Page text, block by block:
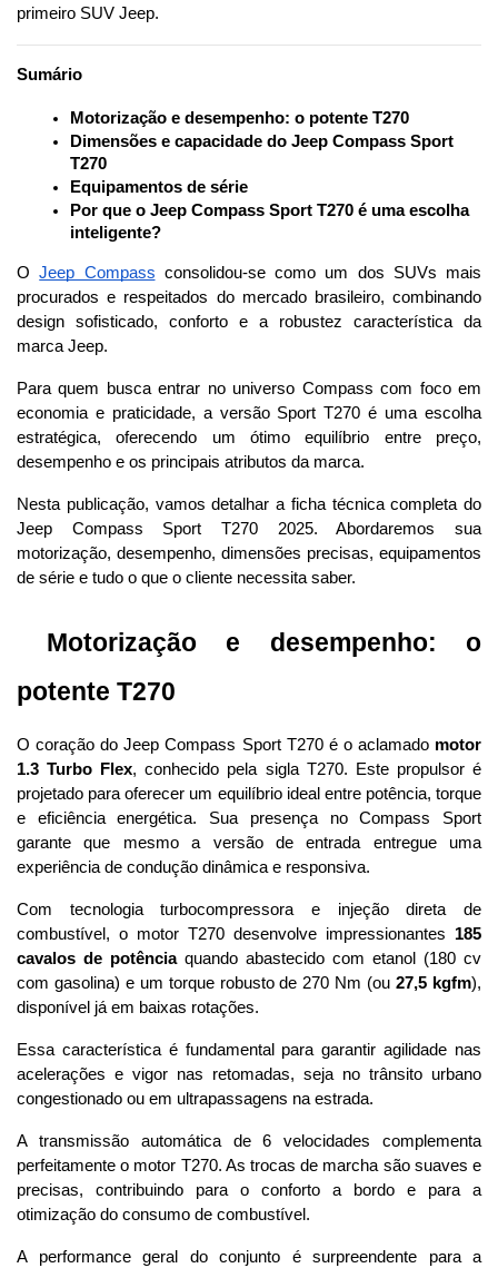
primeiro SUV Jeep.
Sumário
Motorização e desempenho: o potente T270
Dimensões e capacidade do Jeep Compass Sport
T270
Equipamentos de série
Por que o Jeep Compass Sport T270 é uma escolha
inteligente?
O Jeep Compass consolidou-se como um dos SUVs mais
procurados e respeitados do mercado brasileiro, combinando
design sofisticado, conforto e a robustez característica da
marca Jeep.
Para quem busca entrar no universo Compass com foco em
economia e praticidade, a versão Sport T270 é uma escolha
estratégica, oferecendo um ótimo equilíbrio entre preço,
desempenho e os principais atributos da marca.
Nesta publicação, vamos detalhar a ficha técnica completa do
Jeep Compass Sport T270 2025. Abordaremos sua
motorização, desempenho, dimensões precisas, equipamentos
de série e tudo o que o cliente necessita saber.
Motorização e desempenho: o
potente T270
O coração do Jeep Compass Sport T270 é o aclamado motor
1.3 Turbo Flex, conhecido pela sigla T270. Este propulsor é
projetado para oferecer um equilíbrio ideal entre potência, torque
e eficiência energética. Sua presença no Compass Sport
garante que mesmo a versão de entrada entregue uma
experiência de condução dinâmica e responsiva.
Com tecnologia turbocompressora e injeção direta de
combustível, o motor T270 desenvolve impressionantes 185
cavalos de potência quando abastecido com etanol (180 cv
com gasolina) e um torque robusto de 270 Nm (ou 27,5 kgfm),
disponível já em baixas rotações.
Essa característica é fundamental para garantir agilidade nas
acelerações e vigor nas retomadas, seja no trânsito urbano
congestionado ou em ultrapassagens na estrada.
A transmissão automática de 6 velocidades complementa
perfeitamente o motor T270. As trocas de marcha são suaves e
precisas, contribuindo para o conforto a bordo e para a
otimização do consumo de combustível.
A performance geral do conjunto é surpreendente para a